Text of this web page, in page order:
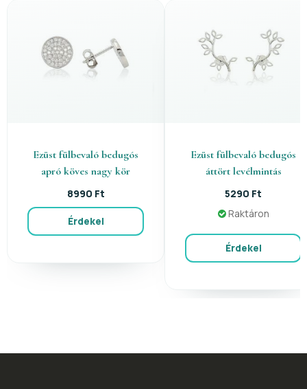
Ezüst fülbevaló bedugós
apró köves nagy kör
8990 Ft
Érdekel
Ezüst fülbevaló bedugós
áttört levélmintás
5290 Ft
Raktáron
Érdekel